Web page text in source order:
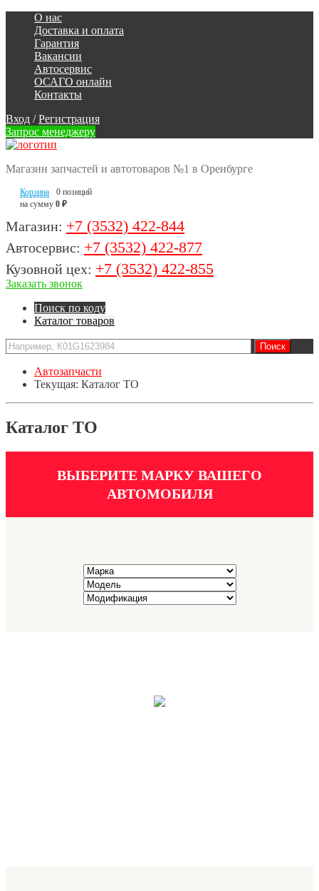
О нас
Доставка и оплата
Гарантия
Вакансии
Автосервис
ОСАГО онлайн
Контакты
Вход / Регистрация
Запрос менеджеру
Магазин запчастей и автотоваров №1 в Оренбурге
Корзина
0 позиций
на сумму 0 ₽
Магазин: +7 (3532) 422-844
Автосервис: +7 (3532) 422-877
Кузовной цех: +7 (3532) 422-855
Заказать звонок
Поиск по коду
Каталог товаров
Автозапчасти
Текущая: Каталог ТО
Каталог ТО
ВЫБЕРИТЕ МАРКУ ВАШЕГО
АВТОМОБИЛЯ